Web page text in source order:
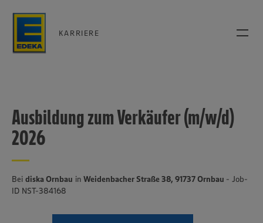
KARRIERE
Ausbildung zum Verkäufer (m/w/d)
2026
Bei diska Ornbau in Weidenbacher Straße 38, 91737 Ornbau - Job-
ID NST-384168